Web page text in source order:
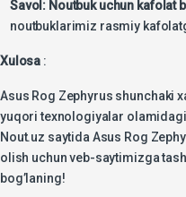
Savol: Noutbuk uchun kafolat
noutbuklarimiz rasmiy
Xulosa :
Asus Rog Zephyrus shunchaki
yuqori texnologiyalar
Nout.uz saytida Asus Rog
olish uchun veb-saytimizga
bog’laning!